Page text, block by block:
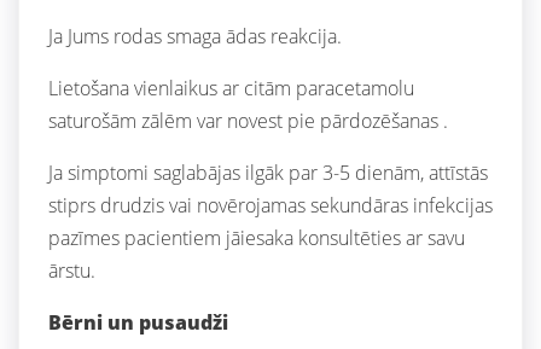
Ja Jums rodas smaga ādas reakcija.
Lietošana vienlaikus ar citām paracetamolu
saturošām zālēm var novest pie pārdozēšanas .
Ja simptomi saglabājas ilgāk par 3-5 dienām, attīstās
stiprs drudzis vai novērojamas sekundāras infekcijas
pazīmes pacientiem jāiesaka konsultēties ar savu
ārstu.
Bērni un pusaudži